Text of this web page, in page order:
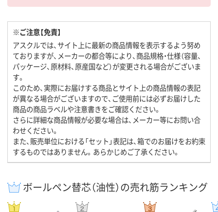
※ご注意【免責】
アスクルでは、サイト上に最新の商品情報を表示するよう努め
ておりますが、メーカーの都合等により、商品規格・仕様（容量、
パッケージ、原材料、原産国など）が変更される場合がございま
す。
このため、実際にお届けする商品とサイト上の商品情報の表記
が異なる場合がございますので、ご使用前には必ずお届けした
商品の商品ラベルや注意書きをご確認ください。
さらに詳細な商品情報が必要な場合は、メーカー等にお問い合
わせください。
また、販売単位における「セット」表記は、箱でのお届けをお約束
するものではありません。あらかじめご了承ください。
ボールペン替芯（油性）の売れ筋ランキング